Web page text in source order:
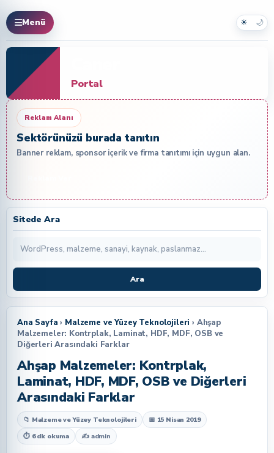
Menü ☀ 🌙
Portal
Reklam Alanı
Sektörünüzü burada tanıtın
Banner reklam, sponsor içerik ve firma tanıtımı için uygun alan.
Sitede Ara
Ara
Ana Sayfa › Malzeme ve Yüzey Teknolojileri › Ahşap
Malzemeler: Kontrplak, Laminat, HDF, MDF, OSB ve
Diğerleri Arasındaki Farklar
Ahşap Malzemeler: Kontrplak,
Laminat, HDF, MDF, OSB ve Diğerleri
Arasındaki Farklar
📁 Malzeme ve Yüzey Teknolojileri
📅 15 Nisan 2019
⏱ 6 dk okuma
✍ admin